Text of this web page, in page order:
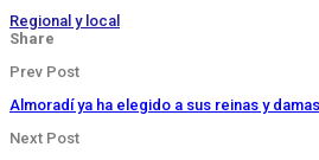
Regional y local
Share
Prev Post
Almoradí ya ha elegido a sus reinas y
Next Post